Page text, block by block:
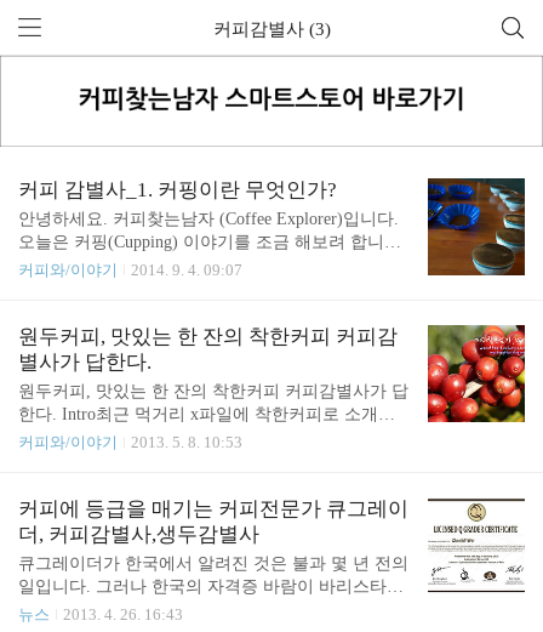
커피감별사 (3)
커피 감별사_1. 커핑이란 무엇인가?
안녕하세요. 커피찾는남자 (Coffee Explorer)입니다.
오늘은 커핑(Cupping) 이야기를 조금 해보려 합니다.
커핑은 일상 속에서 커피를 마시는 것과 좀 더 객관
하는 사람을 생두감별사, Q-Grader라고 하는데요. 커
핑을 한다고 해서 반드시 전문가들이 하는 것 같은
공간에서 '후루룩~' 소리를 내며 맛을 봐야 하는 것은
아닙니다. 커핑에도 여러 가지 종류가 있다고 볼 수
있는데요. 오늘은 커핑을 이해하기 위한 기본적인 지
식들을 소개하도록 하겠습니다. Community Cupping
커피와/이야기 2014. 9. 4. 09:07
원두커피, 맛있는 한 잔의 착한커피 커피감
별사가 답한다.
원두커피, 맛있는 한 잔의 착한커피 커피감별사가 답
한다. Intro최근 먹거리 x파일에 착한커피로 소개된
서필훈씨의 커피리브레는 100m가 넘는 줄이 길게 이
있어 가장 중요한 것은 자신의 취향을 파악하는 것이
다. 아무리 대단한 전문가라 하더라도 기호 식품에
있어서 자신의 취향을 무시한 추천은 아무런 의미가
없다. 그러나 여기서 한 가지, 자신의 취향을 섣불리
정하기 앞서 여러 좋은 원두 커피들을 두루 마셔보는
것이다. 좋은 커피들을 마셔보지 않은 상태에서 스스
커피와/이야기 2013. 5. 8. 10:53
커피에 등급을 매기는 커피전문가 큐그레이
더, 커피감별사,생두감별사
큐그레이더가 한국에서 알려진 것은 불과 몇 년 전의
일입니다. 그러나 한국의 자격증 바람이 바리스타를
넘어 큐그레이더로 이어지며 커피 업계에 이제는 큐
뉴스 2013. 4. 26. 16:43